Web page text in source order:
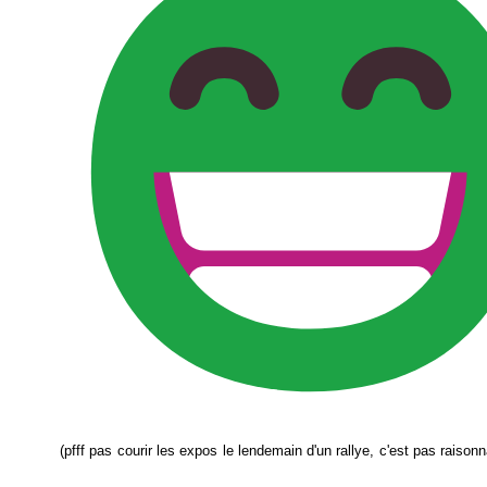
(pfff pas courir les expos le lendemain d'un rallye, c'est pas